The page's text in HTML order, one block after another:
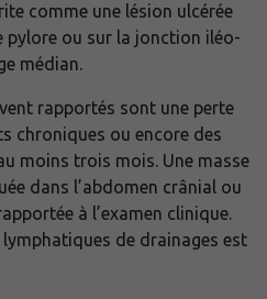
comme une lésion ulcérée
pylore ou sur la jonction iléo-
médian.
rapportés sont une perte
chroniques ou encore des
moins trois mois. Une masse
dans l’abdomen crânial ou
à l’examen clinique.
de drainages est